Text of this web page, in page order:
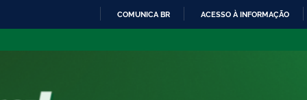
COMUNICA BR ACESSO À INFORMAÇÃO